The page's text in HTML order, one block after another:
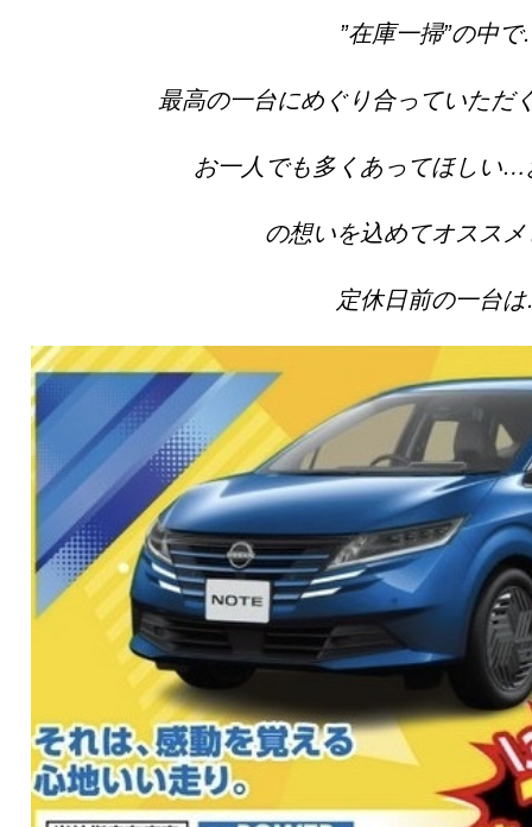
”在庫一掃”の中
最高の一台にめぐり合っていただ
お一人でも多くあってほしい
の想いを込めてオスス
定休日前の一台